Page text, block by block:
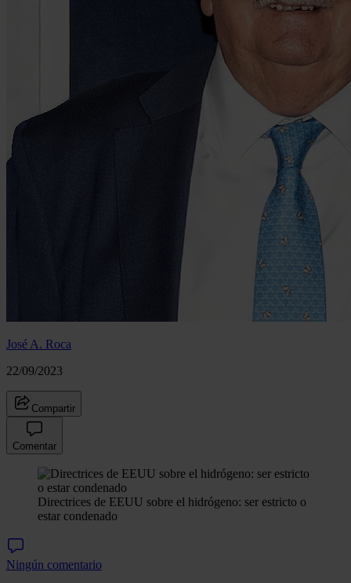
José A. Roca
22/09/2023
Compartir
Comentar
Directrices de EEUU sobre el hidrógeno: ser estricto o
estar condenado
Ningún comentario